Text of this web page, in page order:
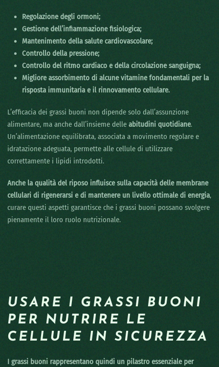
Regolazione degli ormoni;
Gestione dell’infiammazione fisiologica;
Mantenimento della salute cardiovascolare;
Controllo della pressione;
Controllo del ritmo cardiaco e della circolazione sanguigna;
Migliore assorbimento di alcune vitamine fondamentali per la
risposta immunitaria e il rinnovamento cellulare.
L’efficacia dei grassi buoni non dipende solo dall’assunzione
alimentare, ma anche dall’insieme delle abitudini quotidiane.
Un’alimentazione equilibrata, associata a movimento regolare e
idratazione adeguata, permette alle cellule di utilizzare
correttamente i lipidi introdotti.
Anche la qualità del riposo influisce sulla capacità delle membrane
cellulari di rigenerarsi e di mantenere un livello ottimale di energia,
curare questi aspetti garantisce che i grassi buoni possano svolgere
pienamente il loro ruolo nutrizionale.
USARE I GRASSI BUONI
PER NUTRIRE LE
CELLULE IN SICUREZZA
I grassi buoni rappresentano quindi un pilastro essenziale per